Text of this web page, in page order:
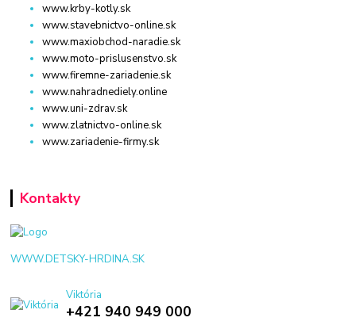
www.krby-kotly.sk
www.stavebnictvo-online.sk
www.maxiobchod-naradie.sk
www.moto-prislusenstvo.sk
www.firemne-zariadenie.sk
www.nahradnediely.online
www.uni-zdrav.sk
www.zlatnictvo-online.sk
www.zariadenie-firmy.sk
Kontakty
WWW.DETSKY-HRDINA.SK
Viktória
+421 940 949 000